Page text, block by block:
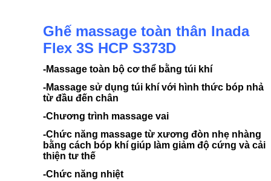
Ghế massage toàn thân Inada
Flex 3S HCP S373D
-Massage toàn bộ cơ thể bằng túi khí
-Massage sử dụng túi khí với hình thức bóp nhả
từ đầu đến chân
-Chương trình massage vai
-Chức năng massage từ xương đòn nhẹ nhàng
bằng cách bóp khí giúp làm giảm độ cứng và cải
thiện tư thế
-Chức năng nhiệt